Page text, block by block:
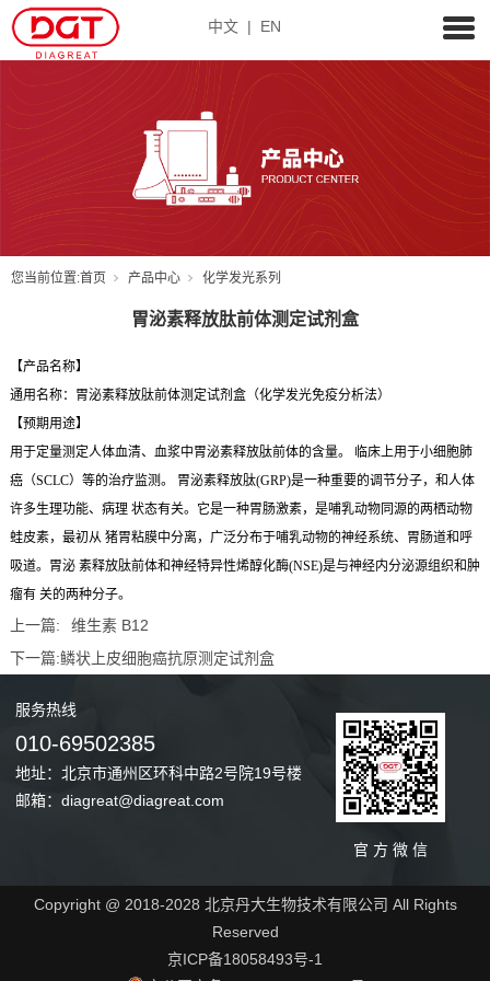
中文 | EN
您当前位置:首页 产品中心 化学发光系列
胃泌素释放肽前体测定试剂盒
【产品名称】
通用名称：胃泌素释放肽前体测定试剂盒（化学发光免疫分析法）
【预期用途】
用于定量测定人体血清、血浆中胃泌素释放肽前体的含量。 临床上用于小细胞肺
癌（SCLC）等的治疗监测。 胃泌素释放肽(GRP)是一种重要的调节分子，和人体
许多生理功能、病理 状态有关。它是一种胃肠激素，是哺乳动物同源的两栖动物
蛙皮素，最初从 猪胃粘膜中分离，广泛分布于哺乳动物的神经系统、胃肠道和呼
吸道。胃泌 素释放肽前体和神经特异性烯醇化酶(NSE)是与神经内分泌源组织和肿
瘤有 关的两种分子。
上一篇:
维生素 B12
下一篇:鳞状上皮细胞癌抗原测定试剂盒
服务热线
010-69502385
地址：北京市通州区环科中路2号院19号楼
邮箱：diagreat@diagreat.com
官 方 微 信
Copyright @ 2018-2028 北京丹大生物技术有限公司 All Rights
Reserved
京ICP备18058493号-1